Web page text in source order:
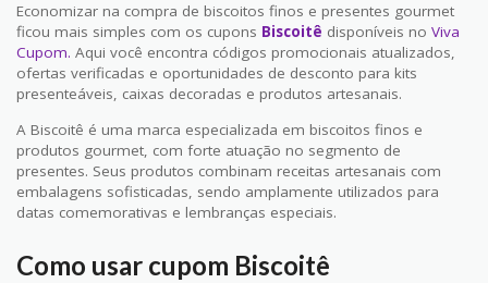
Economizar na compra de biscoitos finos e presentes gourmet
ficou mais simples com os cupons Biscoitê disponíveis no Viva
Cupom. Aqui você encontra códigos promocionais atualizados,
ofertas verificadas e oportunidades de desconto para kits
presenteáveis, caixas decoradas e produtos artesanais.
A Biscoitê é uma marca especializada em biscoitos finos e
produtos gourmet, com forte atuação no segmento de
presentes. Seus produtos combinam receitas artesanais com
embalagens sofisticadas, sendo amplamente utilizados para
datas comemorativas e lembranças especiais.
Como usar cupom Biscoitê